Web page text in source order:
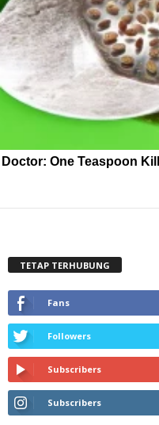
Doctor: One Teaspoon
TETAP TERHUBUNG
Fans
Followers
Subscribers
Subscribers